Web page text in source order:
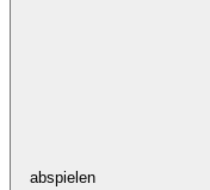
abspielen